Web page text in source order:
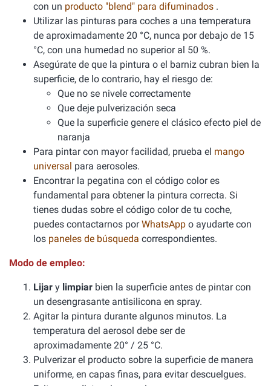
con un producto "blend" para difuminados .
Utilizar las pinturas para coches a una temperatura
de aproximadamente 20 °C, nunca por debajo de 15
°C, con una humedad no superior al 50 %.
Asegúrate de que la pintura o el barniz cubran bien la
superficie, de lo contrario, hay el riesgo de:
Que no se nivele correctamente
Que deje pulverización seca
Que la superficie genere el clásico efecto piel de
naranja
Para pintar con mayor facilidad, prueba el mango
universal para aerosoles.
Encontrar la pegatina con el código color es
fundamental para obtener la pintura correcta. Si
tienes dudas sobre el código color de tu coche,
puedes contactarnos porWhatsApp o ayudarte con
los paneles de búsqueda correspondientes.
Modo de empleo:
Lijar y limpiar bien la superficie antes de pintar con
un desengrasante antisilicona en spray.
Agitar la pintura durante algunos minutos. La
temperatura del aerosol debe ser de
aproximadamente 20° / 25 °C.
Pulverizar el producto sobre la superficie de manera
uniforme, en capas finas, para evitar descuelgues.